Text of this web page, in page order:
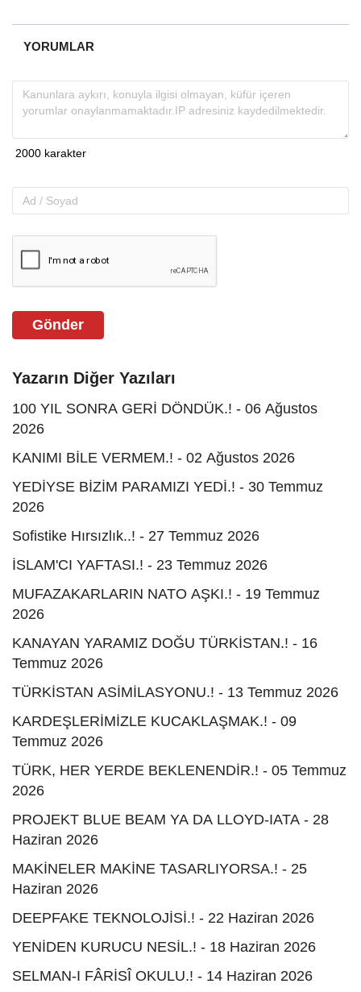
YORUMLAR
Gönder
Yazarın Diğer Yazıları
100 YIL SONRA GERİ DÖNDÜK.! - 06 Ağustos
2026
KANIMI BİLE VERMEM.! - 02 Ağustos 2026
YEDİYSE BİZİM PARAMIZI YEDİ.! - 30 Temmuz
2026
Sofistike Hırsızlık..! - 27 Temmuz 2026
İSLAM'CI YAFTASI.! - 23 Temmuz 2026
MUFAZAKARLARIN NATO AŞKI.! - 19 Temmuz
2026
KANAYAN YARAMIZ DOĞU TÜRKİSTAN.! - 16
Temmuz 2026
TÜRKİSTAN ASİMİLASYONU.! - 13 Temmuz 2026
KARDEŞLERİMİZLE KUCAKLAŞMAK.! - 09
Temmuz 2026
TÜRK, HER YERDE BEKLENENDİR.! - 05 Temmuz
2026
PROJEKT BLUE BEAM YA DA LLOYD-IATA - 28
Haziran 2026
MAKİNELER MAKİNE TASARLIYORSA.! - 25
Haziran 2026
DEEPFAKE TEKNOLOJİSİ.! - 22 Haziran 2026
YENİDEN KURUCU NESİL.! - 18 Haziran 2026
SELMAN-I FÂRİSÎ OKULU.! - 14 Haziran 2026